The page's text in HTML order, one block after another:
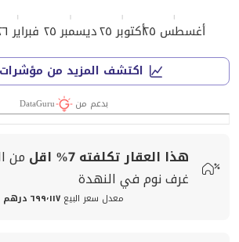
أغسطس ٢٥ أكتوبر ٢٥ ديسمبر ٢٥ فبراير ٢٦
اكتشف المزيد من مؤشرات
بدعم من DataGuru
هذا العقار تكلفته7% اقل من
غرف نوم في النهدة
معدل سعر البيع٦٩٩٬١١٧ درهم